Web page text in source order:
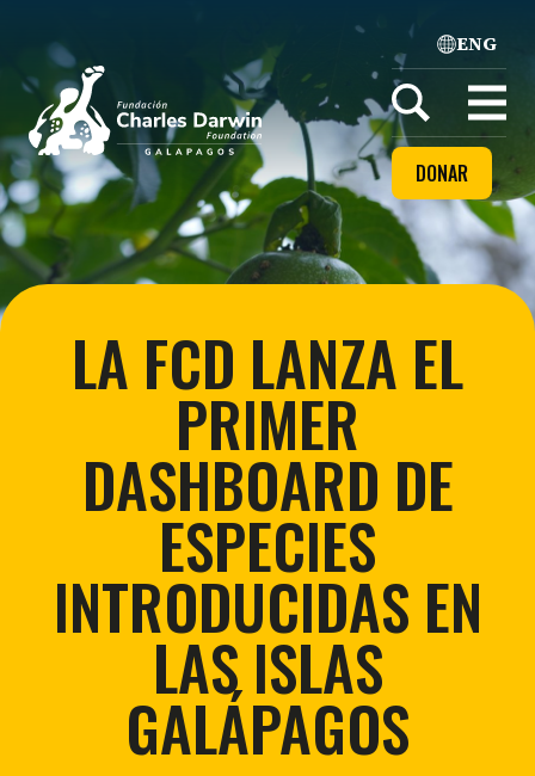
Home
ENG
Open
menu
DONAR
LA FCD LANZA EL
PRIMER
DASHBOARD DE
ESPECIES
INTRODUCIDAS EN
LAS ISLAS
GALÁPAGOS